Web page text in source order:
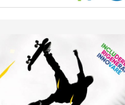
"Pensando con i piedi, si